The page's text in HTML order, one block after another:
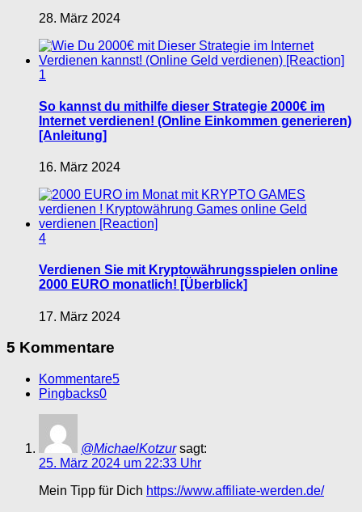
28. März 2024
1
So kannst du mithilfe dieser Strategie 2000€ im
Internet verdienen! (Online Einkommen generieren)
[Anleitung]
16. März 2024
4
Verdienen Sie mit Kryptowährungsspielen online
2000 EURO monatlich! [Überblick]
17. März 2024
5 Kommentare
Kommentare5
Pingbacks0
@MichaelKotzur sagt:
25. März 2024 um 22:33 Uhr
Mein Tipp für Dich https://www.affiliate-werden.de/